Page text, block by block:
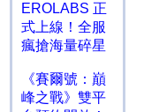
EROLABS 正
式上線！全服
瘋搶海量碎星
《賽爾號：巔
峰之戰》雙平